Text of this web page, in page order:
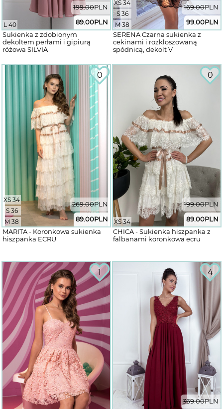
L 40
199.00PLN
89.00PLN
Sukienka z zdobionym
dekoltem perłami i gipiurą
różowa SILVIA
XS 34
S 36
M 38
169.00PLN
99.00PLN
SERENA Czarna sukienka z
cekinami i rozkloszowaną
spódnicą, dekolt V
0
XS 34
S 36
M 38
269.00PLN
89.00PLN
MARITA - Koronkowa sukienka
hiszpanka ECRU
0
XS 34
199.00PLN
89.00PLN
CHICA - Sukienka hiszpanka z
falbanami koronkowa ecru
1 4
369.00PLN